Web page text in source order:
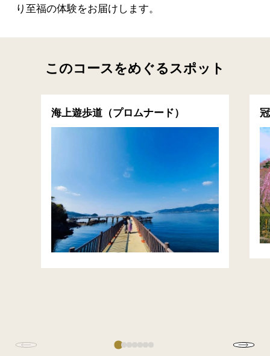
り至福の体験をお届けします。
このコースをめぐるスポット
海上遊歩道（プロムナード）